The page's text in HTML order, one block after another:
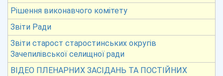
Рішення виконавчого комітету
Звіти Ради
Звіти старост старостинських округів
Зачепилівської селищної ради
ВІДЕО ПЛЕНАРНИХ ЗАСІДАНЬ ТА ПОСТІЙНИХ